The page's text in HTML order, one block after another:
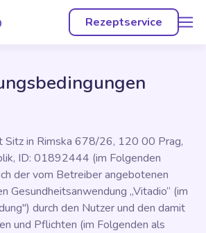
Rezeptservice menu
Sitz in Rimska 678/26, 120 00 Prag,
ID: 01892444 (im Folgenden
der vom Betreiber angebotenen
Gesundheitsanwendung „Vitadio“ (im
durch den Nutzer und den damit
und Pflichten (im Folgenden als